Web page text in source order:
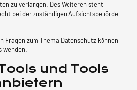
zu verlangen. Des Weiteren steht
bei der zuständigen Aufsichtsbehörde
Fragen zum Thema Datenschutz können
wenden.
und Tools